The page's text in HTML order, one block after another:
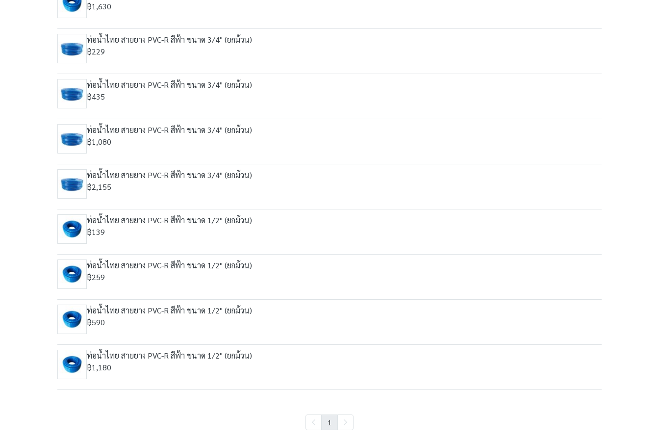
฿1,630
ท่อน้ำไทย สายยาง PVC-R สีฟ้า ขนาด 3/4" (ยกม้วน)
฿229
ท่อน้ำไทย สายยาง PVC-R สีฟ้า ขนาด 3/4" (ยกม้วน)
฿435
ท่อน้ำไทย สายยาง PVC-R สีฟ้า ขนาด 3/4" (ยกม้วน)
฿1,080
ท่อน้ำไทย สายยาง PVC-R สีฟ้า ขนาด 3/4" (ยกม้วน)
฿2,155
ท่อน้ำไทย สายยาง PVC-R สีฟ้า ขนาด 1/2" (ยกม้วน)
฿139
ท่อน้ำไทย สายยาง PVC-R สีฟ้า ขนาด 1/2" (ยกม้วน)
฿259
ท่อน้ำไทย สายยาง PVC-R สีฟ้า ขนาด 1/2" (ยกม้วน)
฿590
ท่อน้ำไทย สายยาง PVC-R สีฟ้า ขนาด 1/2" (ยกม้วน)
฿1,180
1